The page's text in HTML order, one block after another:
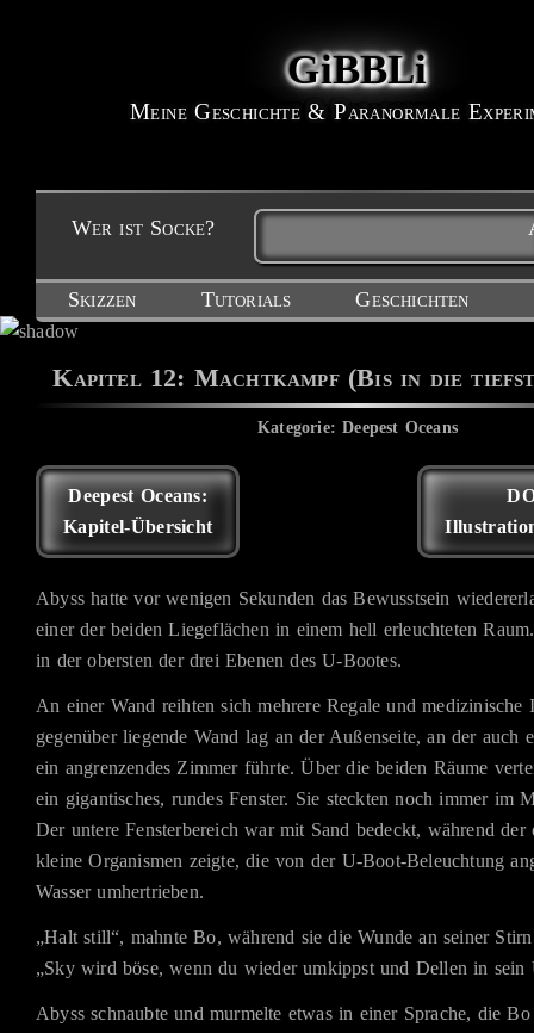
GiBBLi
Meine Geschichte & Paranormale
Wer ist Socke?
Skizzen Tutorials Geschichten
Kapitel 12: Machtkampf (Bis in die
Kategorie: Deepest Oceans
Deepest Oceans:
Kapitel-Übersicht
Abyss hatte vor wenigen Sekunden das Bewusstsein
einer der beiden Liegeflächen in einem hell erleuchteten
in der obersten der drei Ebenen des U-Bootes.
An einer Wand reihten sich mehrere Regale und medizinische
gegenüber liegende Wand lag an der Außenseite, an der auch
ein angrenzendes Zimmer führte. Über die beiden Räume
ein gigantisches, rundes Fenster. Sie steckten noch immer im
Der untere Fensterbereich war mit Sand bedeckt, während der
kleine Organismen zeigte, die von der U-Boot-Beleuchtung
Wasser umhertrieben.
„Halt still“, mahnte Bo, während sie die Wunde an seiner
„Sky wird böse, wenn du wieder umkippst und Dellen in sein
Abyss schnaubte und murmelte etwas in einer Sprache, die